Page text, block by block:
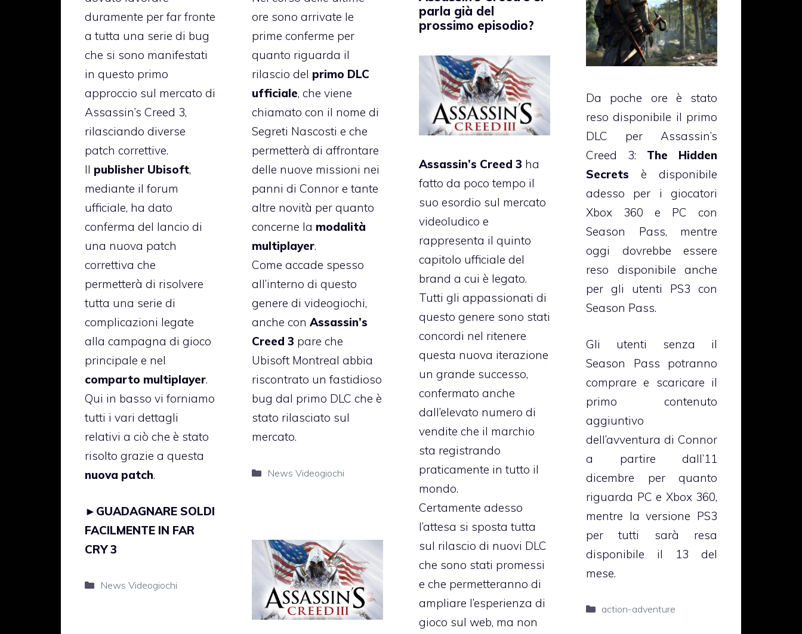
duramente per far fronte
a tutta una serie di bug
che si sono manifestati
in questo primo
approccio sul mercato di
Assassin’s Creed 3,
rilasciando diverse
patch correttive.
Il publisher Ubisoft,
mediante il forum
ufficiale, ha dato
conferma del lancio di
una nuova patch
correttiva che
permetterà di risolvere
tutta una serie di
complicazioni legate
alla campagna di gioco
principale e nel
comparto multiplayer.
Qui in basso vi forniamo
tutti i vari dettagli
relativi a ciò che è stato
risolto grazie a questa
nuova patch.
► GUADAGNARE SOLDI
FACILMENTE IN FAR
CRY 3
Categorie
News Videogiochi
ore sono arrivate le
prime conferme per
quanto riguarda il
rilascio del primo DLC
ufficiale, che viene
chiamato con il nome di
Segreti Nascosti e che
permetterà di affrontare
delle nuove missioni nei
panni di Connor e tante
altre novità per quanto
concerne la modalità
multiplayer.
Come accade spesso
all’interno di questo
genere di videogiochi,
anche con Assassin’s
Creed 3 pare che
Ubisoft Montreal abbia
riscontrato un fastidioso
bug dal primo DLC che è
stato rilasciato sul
mercato.
Categorie
News Videogiochi
Da poche ore è stato
reso disponibile il primo
DLC per Assassin’s
Creed 3: The Hidden
Secrets è disponibile
adesso per i giocatori
Xbox 360 e PC con
Season Pass, mentre
oggi dovrebbe essere
reso disponibile anche
per gli utenti PS3 con
Season Pass.
Gli utenti senza il
Season Pass potranno
comprare e scaricare il
primo contenuto
aggiuntivo
dell’avventura di Connor
a partire dall’11
dicembre per quanto
riguarda PC e Xbox 360,
mentre la versione PS3
per tutti sarà resa
disponibile il 13 del
mese.
Categorie
action-adventure
parla già del
prossimo episodio?
Assassin’s Creed 3 ha
fatto da poco tempo il
suo esordio sul mercato
videoludico e
rappresenta il quinto
capitolo ufficiale del
brand a cui è legato.
Tutti gli appassionati di
questo genere sono stati
concordi nel ritenere
questa nuova iterazione
un grande successo,
confermato anche
dall’elevato numero di
vendite che il marchio
sta registrando
praticamente in tutto il
mondo.
Certamente adesso
l’attesa si sposta tutta
sul rilascio di nuovi DLC
che sono stati promessi
e che permetteranno di
ampliare l’esperienza di
gioco sul web, ma non